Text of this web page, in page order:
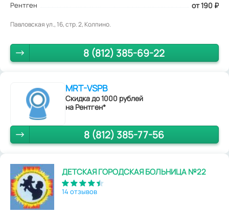
Рентген от 190 ₽
Павловская ул., 16, стр. 2, Колпино.
8 (812) 385-69-22
MRT-VSPB
Скидка до 1000 рублей
на Рентген*
8 (812) 385-77-56
ДЕТСКАЯ ГОРОДСКАЯ БОЛЬНИЦА №22
14 отзывов